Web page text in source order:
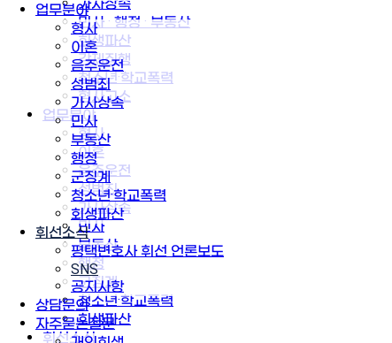
업무분야
형사
이혼
음주운전
성범죄
가사상속
민사
부동산
행정
군징계
청소년·학교폭력
회생파산
휘선소식
평택변호사 휘선 언론보도
SNS
공지사항
상담문의
자주묻는질문
민사 · 행정 · 부동산
회생파산
강제집행
청소년·학교폭력
형사고소
업무분야
형사
이혼
음주운전
성범죄
가사상속
민사
부동산
행정
군징계
청소년·학교폭력
회생파산
휘선소식